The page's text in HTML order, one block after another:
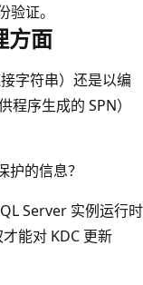
证。
方面
字符串）还是以编
序生成的 SPN）
护的信息？
Server 实例运行时
能对 KDC 更新